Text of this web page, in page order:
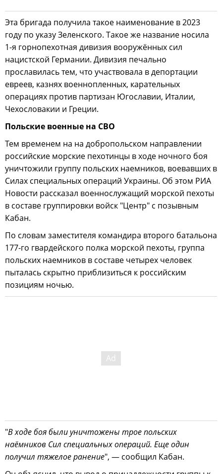
Эта бригада получила такое наименование в 2023
году по указу Зеленского. Такое же название носила
1-я горнопехотная дивизия вооружённых сил
нацистской Германии. Дивизия печально
прославилась тем, что участвовала в депортации
евреев, казнях военнопленных, карательных
операциях против партизан Югославии, Италии,
Чехословакии и Греции.
Польские военные на СВО
Тем временем на на добропольском направлении
российские морские пехотинцы в ходе ночного боя
уничтожили группу польских наемников, воевавших в
Силах специальных операций Украины. Об этом РИА
Новости рассказал военнослужащий морской пехоты
в составе группировки войск "Центр" с позывным
Кабан.
По словам заместителя командира второго батальона
177-го гвардейского полка морской пехоты, группа
польских наемников в составе четырех человек
пыталась скрытно приблизиться к российским
позициям ночью.
"В ходе боя были уничтожены трое польских
наёмников Сил специальных операций. Еще один
получил тяжелое ранение", — сообщил Кабан.